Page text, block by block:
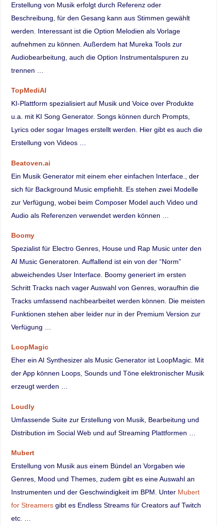
Erstellung von Musik erfolgt durch Referenz oder
Beschreibung, für den Gesang kann aus Stimmen gewählt
werden. Interessant ist die Option Melodien als Vorlage
aufnehmen zu können. Außerdem hat Mureka Tools zur
Audiobearbeitung, auch die Option Instrumentalspuren zu
trennen …
TopMediAI
KI-Plattform spezialisiert auf Musik und Voice over Produkte
u.a. mit KI Song Generator. Songs können durch Prompts,
Lyrics oder sogar Images erstellt werden. Hier gibt es auch die
Erstellung von Videos …
Beatoven.ai
Ein Musik Generator mit einem eher einfachen Interface., der
sich für Background Music empfiehlt. Es stehen zwei Modelle
zur Verfügung, wobei beim Composer Model auch Video und
Audio als Referenzen verwendet werden können …
Boomy
Spezialist für Electro Genres, House und Rap Music unter den
AI Music Generatoren. Auffallend ist ein von der “Norm”
abweichendes User Interface. Boomy generiert im ersten
Schritt Tracks nach vager Auswahl von Genres, woraufhin die
Tracks umfassend nachbearbeitet werden können. Die meisten
Funktionen stehen aber leider nur in der Premium Version zur
Verfügung …
LoopMagic
Eher ein AI Synthesizer als Music Generator ist LoopMagic. Mit
der App können Loops, Sounds und Töne elektronischer Musik
erzeugt werden …
Loudly
Umfassende Suite zur Erstellung von Musik, Bearbeitung und
Distribution im Social Web und auf Streaming Plattformen …
Mubert
Erstellung von Musik aus einem Bündel an Vorgaben wie
Genres, Mood und Themes, zudem gibt es eine Auswahl an
Instrumenten und der Geschwindigkeit im BPM. Unter Mubert
for Streamersgibt es Endless Streams für Creators auf Twitch
etc. …